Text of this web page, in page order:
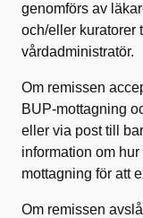
genomförs av
och/eller kuratorer
vårdadministratör.
Om remissen
BUP-mottagning
eller via post till
information om hur
mottagning för att
Om remissen